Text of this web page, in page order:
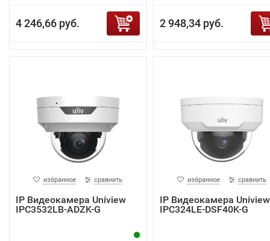
4 246,66 руб. 2 948,34 руб.
избранное сравнить
IP Видеокамера Uniview
IPC3532LB-ADZK-G
избранное сравнить
IP Видеокамера Uniview
IPC324LE-DSF40K-G